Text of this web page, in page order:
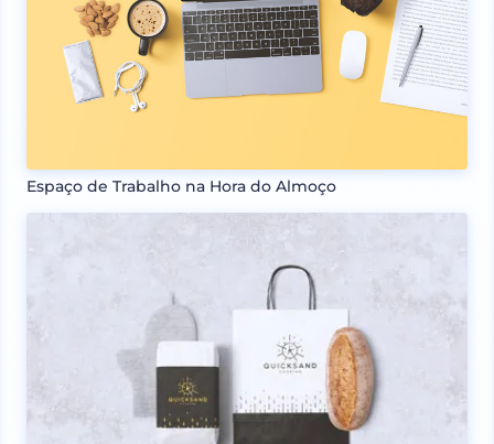
Espaço de Trabalho na Hora do Almoço